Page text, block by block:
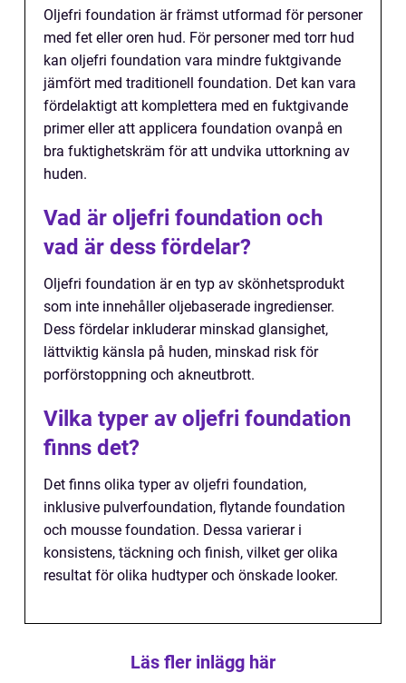
Oljefri foundation är främst utformad för personer
med fet eller oren hud. För personer med torr hud
kan oljefri foundation vara mindre fuktgivande
jämfört med traditionell foundation. Det kan vara
fördelaktigt att komplettera med en fuktgivande
primer eller att applicera foundation ovanpå en
bra fuktighetskräm för att undvika uttorkning av
huden.
Vad är oljefri foundation och
vad är dess fördelar?
Oljefri foundation är en typ av skönhetsprodukt
som inte innehåller oljebaserade ingredienser.
Dess fördelar inkluderar minskad glansighet,
lättviktig känsla på huden, minskad risk för
porförstoppning och akneutbrott.
Vilka typer av oljefri foundation
finns det?
Det finns olika typer av oljefri foundation,
inklusive pulverfoundation, flytande foundation
och mousse foundation. Dessa varierar i
konsistens, täckning och finish, vilket ger olika
resultat för olika hudtyper och önskade looker.
Läs fler inlägg här